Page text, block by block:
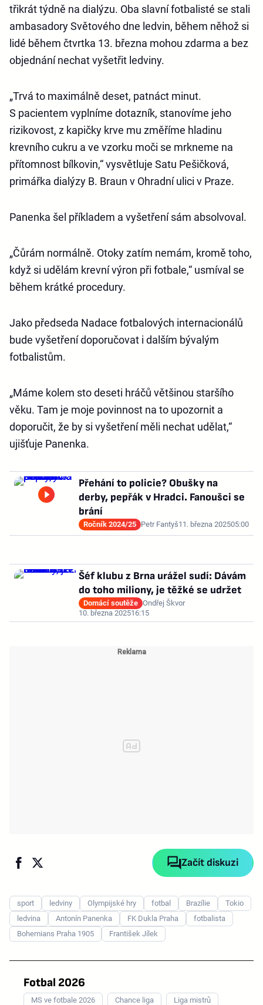
třikrát týdně na dialýzu. Oba slavní fotbalisté se stali
ambasadory Světového dne ledvin, během něhož si
lidé během čtvrtka 13. března mohou zdarma a bez
objednání nechat vyšetřit ledviny.
„Trvá to maximálně deset, patnáct minut.
S pacientem vyplníme dotazník, stanovíme jeho
rizikovost, z kapičky krve mu změříme hladinu
krevního cukru a ve vzorku moči se mrkneme na
přítomnost bílkovin,“ vysvětluje Satu Pešičková,
primářka dialýzy B. Braun v Ohradní ulici v Praze.
Panenka šel příkladem a vyšetření sám absolvoval.
„Čůrám normálně. Otoky zatím nemám, kromě toho,
když si udělám krevní výron při fotbale,“ usmíval se
během krátké procedury.
Jako předseda Nadace fotbalových internacionálů
bude vyšetření doporučovat i dalším bývalým
fotbalistům.
„Máme kolem sto deseti hráčů většinou staršího
věku. Tam je moje povinnost na to upozornit a
doporučit, že by si vyšetření měli nechat udělat,“
ujišťuje Panenka.
Přehání to policie? Obušky na
derby, pepřák v Hradci. Fanoušci se
brání
Ročník 2024/25 Petr Fantyš11. března 202505:00
Šéf klubu z Brna urážel sudí: Dávám
do toho miliony, je těžké se udržet
Domácí soutěže Ondřej Škvor
10. března 202516:15
Začít diskuzi
sport ledviny Olympijské hry fotbal Brazílie
Tokio
ledvina
Antonín Panenka FK Dukla Praha
fotbalista
Bohemians Praha 1905
František Jílek
Fotbal 2026
MS ve fotbale 2026 Chance liga Liga mistrů